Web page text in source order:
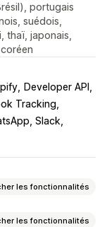
portugais
suédois,
thaï, japonais,
Developer API
Tracking
Slack
les fonctionnalités
les fonctionnalités